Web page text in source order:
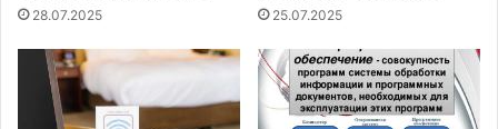
28.07.2025 25.07.2025